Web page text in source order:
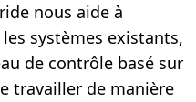
nous aide à
systèmes existants,
de contrôle basé sur
travailler de manière